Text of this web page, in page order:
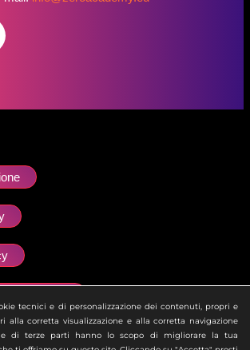
tecnici e di personalizzazione dei contenuti, propri e
alla corretta visualizzazione e alla corretta navigazione
di terze parti hanno lo scopo di migliorare la tua